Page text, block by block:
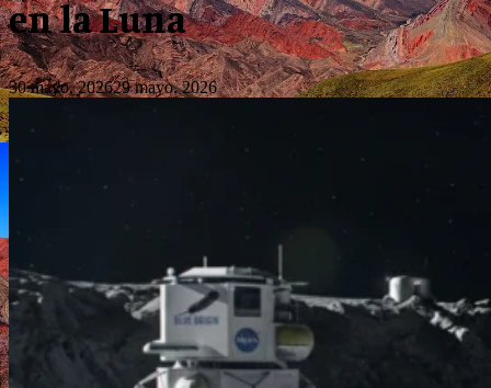
en la Luna
30 mayo, 202629 mayo, 2026